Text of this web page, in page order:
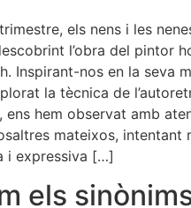
els nens i les
l’obra del pintor
Inspirant-nos en la seva
la tècnica de
ens hem observat amb
mateixos, intentant
i expressiva […]
els